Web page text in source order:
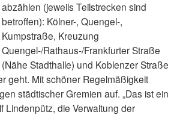
abzählen (jeweils Teilstrecken sind
betroffen): Kölner-, Quengel-,
Kumpstraße, Kreuzung
Quengel-/Rathaus-/Frankfurter Straße
(Nähe Stadthalle) und Koblenzer Straße
geht. Mit schöner Regelmäßigkeit
städtischer Gremien auf. „Das ist ein
Lindenpütz, die Verwaltung der